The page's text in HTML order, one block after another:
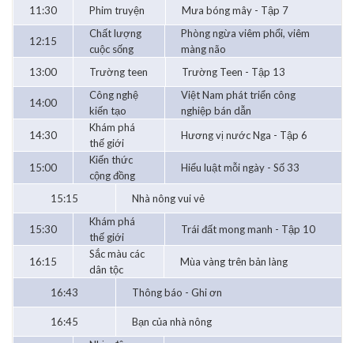
11:30
Phim truyện Mưa bóng mây - Tập 7
12:15
Chất lượng
cuộc sống
Phòng ngừa viêm phổi, viêm
màng não
13:00
Trường teen Trường Teen - Tập 13
14:00
Công nghệ
kiến tạo
Việt Nam phát triển công
nghiệp bán dẫn
14:30
Khám phá
thế giới
Hương vị nước Nga - Tập 6
15:00
Kiến thức
cộng đồng
Hiểu luật mỗi ngày - Số 33
15:15 Nhà nông vui vẻ
15:30
Khám phá
thế giới
Trái đất mong manh - Tập 10
16:15
Sắc màu các
dân tộc
Mùa vàng trên bản làng
16:43 Thông báo - Ghi ơn
16:45
Bạn của nhà nông